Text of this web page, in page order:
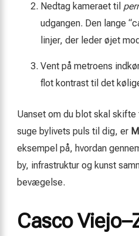
Nedtag kameraet til
udgangen. Den lange
linjer, der leder øjet
Vent på metroens
flot kontrast til det
Uanset om du blot skal skifte
suge bylivets puls til dig, er
eksempel på, hvordan
by, infrastruktur og kunst
bevægelse.
Casco